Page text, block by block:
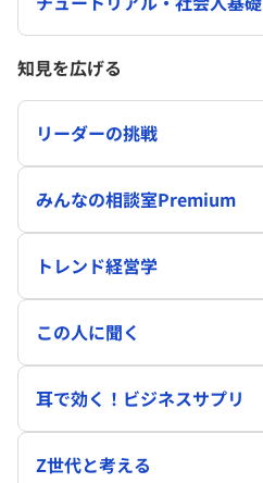
知見を広げる
リーダーの挑戦
みんなの相談室Premium
トレンド経営学
この人に聞く
耳で効く！ビジネスサプリ
Z世代と考える